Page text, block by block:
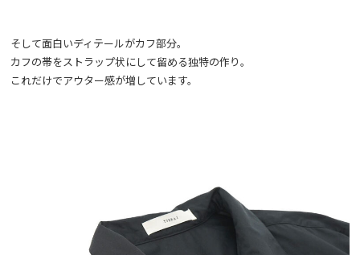
そして面白いディテールがカフ部分。
カフの帯をストラップ状にして留める独特の作り。
これだけでアウター感が増しています。